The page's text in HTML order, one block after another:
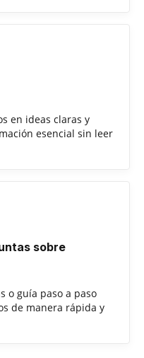
en ideas claras y
esencial sin leer
sobre
o guía paso a paso
de manera rápida y